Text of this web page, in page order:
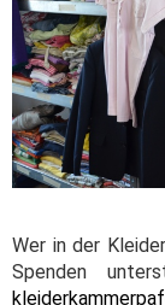
Wer in der
Spenden